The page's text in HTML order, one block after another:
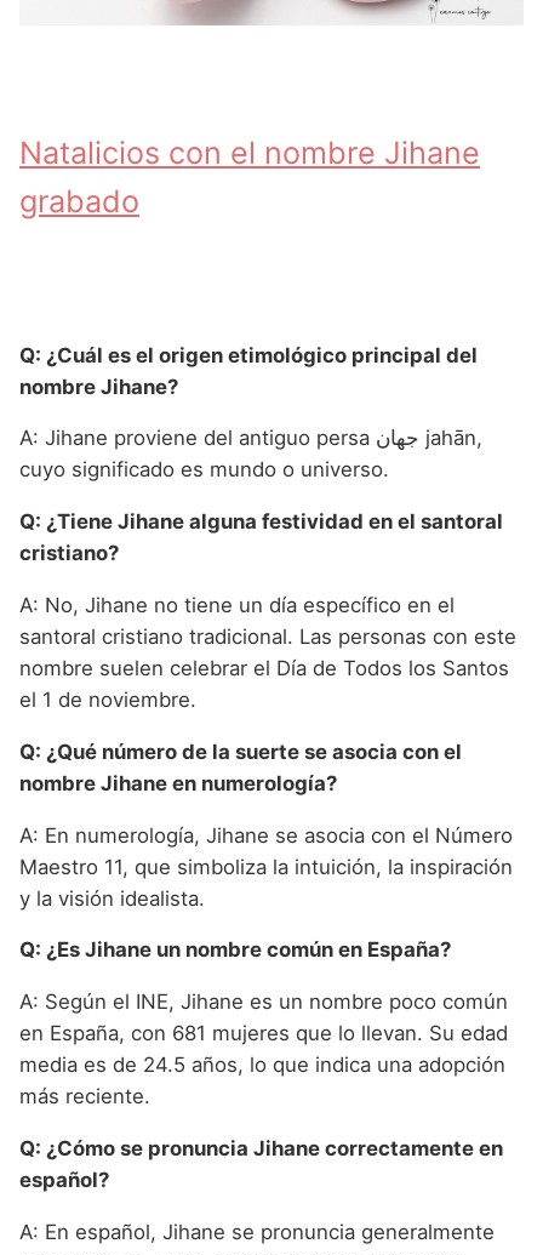
Natalicios con el nombre Jihane
grabado
Q: ¿Cuál es el origen etimológico principal del
nombre Jihane?
A: Jihane proviene del antiguo persa جهان jahān,
cuyo significado es mundo o universo.
Q: ¿Tiene Jihane alguna festividad en el santoral
cristiano?
A: No, Jihane no tiene un día específico en el
santoral cristiano tradicional. Las personas con este
nombre suelen celebrar el Día de Todos los Santos
el 1 de noviembre.
Q: ¿Qué número de la suerte se asocia con el
nombre Jihane en numerología?
A: En numerología, Jihane se asocia con el Número
Maestro 11, que simboliza la intuición, la inspiración
y la visión idealista.
Q: ¿Es Jihane un nombre común en España?
A: Según el INE, Jihane es un nombre poco común
en España, con 681 mujeres que lo llevan. Su edad
media es de 24.5 años, lo que indica una adopción
más reciente.
Q: ¿Cómo se pronuncia Jihane correctamente en
español?
A: En español, Jihane se pronuncia generalmente